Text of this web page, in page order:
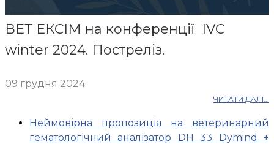
ВЕТ ЕКСІМ на конференції IVC
winter 2024. Постреліз.
09 грудня 2024
ЧИТАТИ ДАЛІ...
Неймовірна пропозиція на ветеринарний
гематологічний аналізатор DH 33 Dymind +